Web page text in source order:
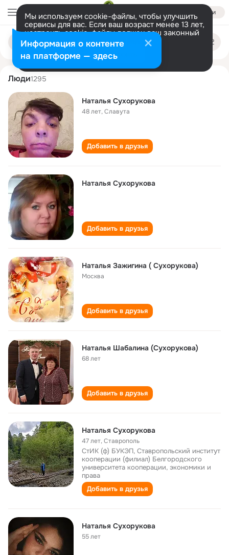
Войти
Мы используем cookie-файлы, чтобы улучшить
сервисы для вас. Если ваш возраст менее 13 лет,
настроить cookie-файлы должен ваш законный
представитель. Больше информации
Разрешить все Настроить
Поиск
людям
natalya sukhorukova
Люди1295
Наталья Сухорукова
48 лет,Славута
Добавить в друзья
Наталья Сухорукова
Добавить в друзья
Наталья Зажигина ( Сухорукова)
Москва
Добавить в друзья
Наталья Шабалина (Сухорукова)
68 лет
Добавить в друзья
Наталья Сухорукова
47 лет,Ставрополь
CтИК (ф) БУКЭП, Ставропольский институт
кооперации (филиал) Белгородского
университета кооперации, экономики и
права
Добавить в друзья
Наталья Сухорукова
55 лет
Информация о контенте
на платформе — здесь